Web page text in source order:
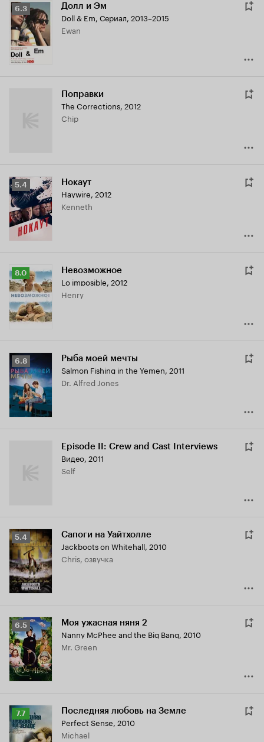
Рейтинг
Кинопоиска
6.3
6.3 Долл и Эм
Doll & Em, Сериал, 2013–2015
Ewan
Поправки
The Corrections, 2012
Chip
Рейтинг
Кинопоиска
5.4
5.4 Нокаут
Haywire, 2012
Kenneth
Рейтинг
Кинопоиска
8.0
8.0 Невозможное
Lo imposible, 2012
Henry
Рейтинг
Кинопоиска
6.8
6.8 Рыба моей мечты
Salmon Fishing in the Yemen, 2011
Dr. Alfred Jones
Episode II: Crew and Cast Interviews
Видео, 2011
Self
Рейтинг
Кинопоиска
5.4
5.4 Сапоги на Уайтхолле
Jackboots on Whitehall, 2010
Chris, озвучка
Рейтинг
Кинопоиска
6.5
6.5 Моя ужасная няня 2
Nanny McPhee and the Big Bang, 2010
Mr. Green
Рейтинг
Кинопоиска
7.7
7.7 Последняя любовь на Земле
Perfect Sense, 2010
Michael